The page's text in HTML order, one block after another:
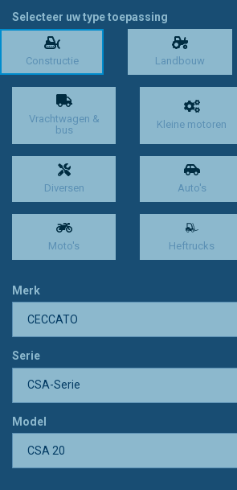
Selecteer uw type toepassing
Constructie Landbouw
Vrachtwagen &
bus
Kleine motoren
Diversen Auto's
Moto's Heftrucks
Merk
CECCATO
Serie
CSA-Serie
Model
CSA 20